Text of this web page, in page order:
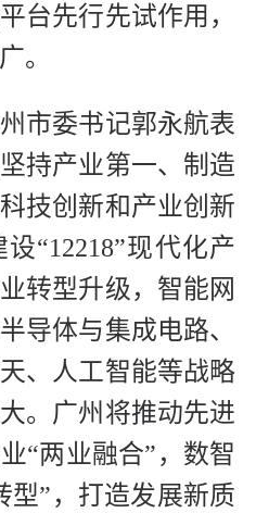
台先行先试作用，
。
市委书记郭永航表
持产业第一、制造
技创新和产业创新
“12218”现代化产
转型升级，智能网
导体与集成电路、
、人工智能等战略
。广州将推动先进
“两业融合”，数智
型”，打造发展新质